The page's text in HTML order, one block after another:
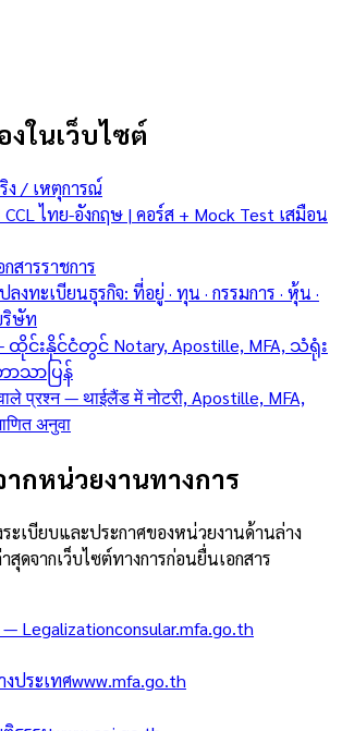
ในเว็บไซต์
ง / เหตุการณ์
ไทย-อังกฤษ | คอร์ส + Mock Test เสมือน
สารราชการ
งทะเบียนธุรกิจ: ที่อยู่ · ทุน · กรรมการ · หุ้น ·
ริษัท
ထိုင်းနိုင်ငံတွင် Notary, Apostille, MFA, သံရုံး
သာပြန်
प्रश्न — थाईलैंड में नोटरी, Apostille, MFA,
अनुवा
กหน่วยงานทางการ
ะเบียบและประกาศของหน่วยงานด้านล่าง
ดจากเว็บไซต์ทางการก่อนยื่นเอกสาร
— Legalizationconsular.mfa.go.th
งประเทศwww.mfa.go.th